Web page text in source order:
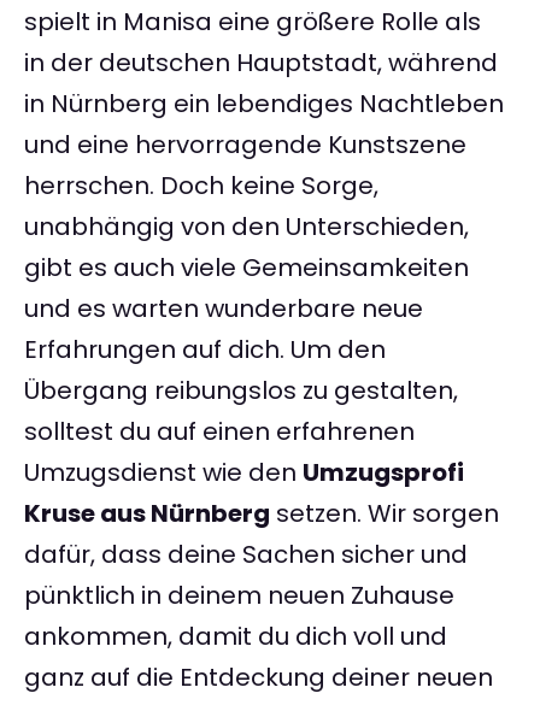
spielt in Manisa eine größere Rolle als
in der deutschen Hauptstadt, während
in Nürnberg ein lebendiges Nachtleben
und eine hervorragende Kunstszene
herrschen. Doch keine Sorge,
unabhängig von den Unterschieden,
gibt es auch viele Gemeinsamkeiten
und es warten wunderbare neue
Erfahrungen auf dich. Um den
Übergang reibungslos zu gestalten,
solltest du auf einen erfahrenen
Umzugsdienst wie den Umzugsprofi
Kruse aus Nürnberg setzen. Wir sorgen
dafür, dass deine Sachen sicher und
pünktlich in deinem neuen Zuhause
ankommen, damit du dich voll und
ganz auf die Entdeckung deiner neuen